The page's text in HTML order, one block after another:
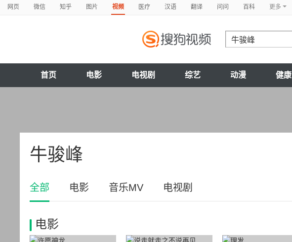
网页 微信 知乎 图片 视频 医疗 汉语 翻译 问问 百科 更多
首页 电影 电视剧 综艺 动漫 健康
牛骏峰
全部 电影 音乐MV 电视剧
电影